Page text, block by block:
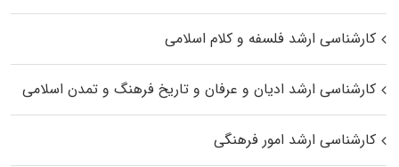
کارشناسی ارشد فلسفه و کلام اسلامی
کارشناسی ارشد ادیان و عرفان و تاریخ فرهنگ و تمدن اسلامی
کارشناسی ارشد امور فرهنگی